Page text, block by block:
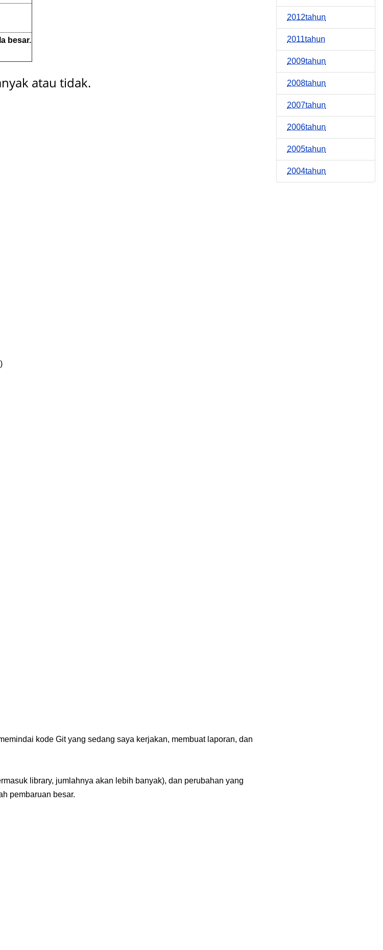
besar.
atau tidak.
kode Git yang sedang saya kerjakan, membuat laporan, dan
library, jumlahnya akan lebih banyak), dan perubahan yang
pembaruan besar.
2012tahun
2011tahun
2009tahun
2008tahun
2007tahun
2006tahun
2005tahun
2004tahun